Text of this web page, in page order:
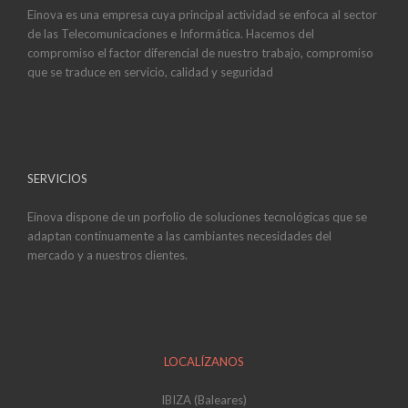
Einova es una empresa cuya principal actividad se enfoca al sector
de las Telecomunicaciones e Informática. Hacemos del
compromiso el factor diferencial de nuestro trabajo, compromiso
que se traduce en servicio, calidad y seguridad
SERVICIOS
Einova dispone de un porfolio de soluciones tecnológicas que se
adaptan continuamente a las cambiantes necesidades del
mercado y a nuestros clientes.
LOCALÍZANOS
IBIZA (Baleares)